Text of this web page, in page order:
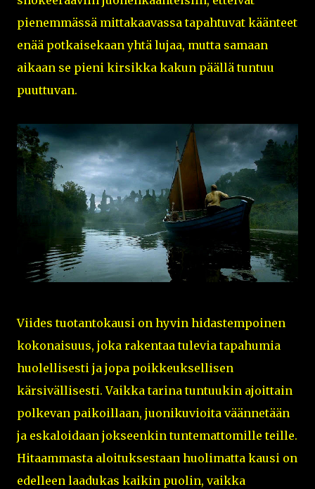
pienemmässä mittakaavassa tapahtuvat käänteet
enää potkaisekaan yhtä lujaa, mutta samaan
aikaan se pieni kirsikka kakun päällä tuntuu
puuttuvan.
Viides tuotantokausi on hyvin hidastempoinen
kokonaisuus, joka rakentaa tulevia tapahumia
huolellisesti ja jopa poikkeuksellisen
kärsivällisesti. Vaikka tarina tuntuukin ajoittain
polkevan paikoillaan, juonikuvioita väännetään
ja eskaloidaan jokseenkin tuntemattomille teille.
Hitaammasta aloituksestaan huolimatta kausi on
edelleen laadukas kaikin puolin, vaikka